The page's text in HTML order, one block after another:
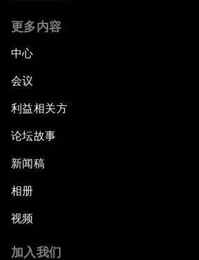
更多内容
中心
会议
利益相关方
论坛故事
新闻稿
相册
视频
加入我们